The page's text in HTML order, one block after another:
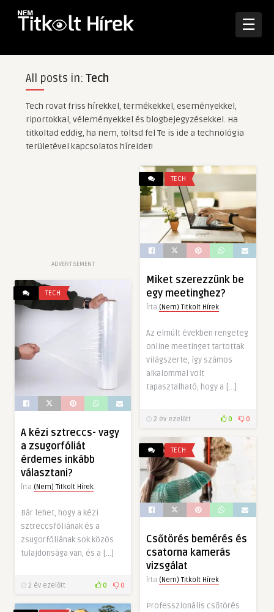
☰
All posts in: Tech
Tech rovat friss hírekkel, termékekkel, eseményekkel,
riportokkal, véleményekkel és blogbejegyzésekkel. Ha
titkoltad eddig, ha nem, töltsd fel Te is ide a technológia
területével kapcsolatos híreidet!
ADVERTISEMENT
TECH
Miket szerezzünk be
egy meetinghez?
Írta (Nem) Titkolt Hírek
Az elmúlt években rengeteg
online meetinget tartottak
világszerte, így számos
alkalommal volt
tapasztalható, hogy a […]
2 év ezelőtt 0 0
TECH
A kézi sztreccs- vagy
a zsugorfóliát
érdemes inkább
választani?
Írta (Nem) Titkolt Hírek
Bár lehet, hogy a kézi
sztreccsfóliának és a
zsugorfóliának sok közös
tulajdonsága van, és a […]
2 év ezelőtt 0 0
TECH
Csőtörés bemérés és
csatorna kamerás
vizsgálat
Írta (Nem) Titkolt Hírek
Professzionális csőtörés